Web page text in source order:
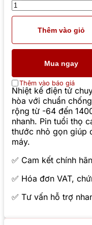
Thêm vào giỏ
Mua ngay
Thêm vào báo giá
Nhiệt kế điện tử
hòa với chuẩn
rộng từ -64 đến
nhanh. Pin tuổi thọ
thước nhỏ gọn giúp
máy.
✅ Cam kết chính
✅ Hóa đơn VAT,
✅ Tư vấn hỗ trợ